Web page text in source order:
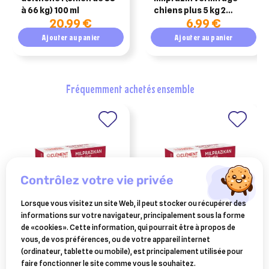
à 66 kg) 100 ml
20,99 €
Ajouter au panier
chiens plus 5 kg 2
comprimés6,99 €
Ajouter au panier
fréquemment achetés ensemble
CLEMENT THEKAN
milprazikan chien plus de 5
kg 2 cpr
11,24 €
CLEMENT THEKAN
milprazikan chat 2 cpr
11,13 €
contrôlez votre vie privée
Lorsque vous visitez un site Web, il peut stocker ou récupérer des
informations sur votre navigateur, principalement sous la forme
de «cookies». Cette information, qui pourrait être à propos de
vous, de vos préférences, ou de votre appareil internet
(ordinateur, tablette ou mobile), est principalement utilisée pour
faire fonctionner le site comme vous le souhaitez.